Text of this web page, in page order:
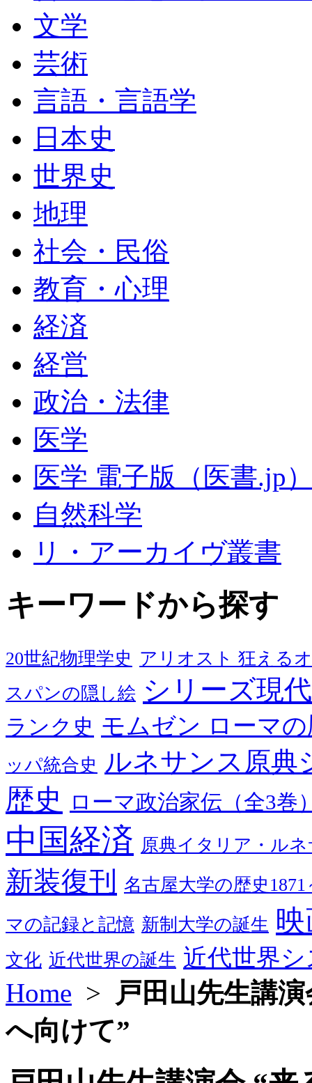
文学
芸術
言語・言語学
日本史
世界史
地理
社会・民俗
教育・心理
経済
経営
政治・法律
医学
医学 電子版（医書.jp
自然科学
リ・アーカイヴ叢書
キーワードから探す
20世紀物理学史 アリオスト 狂える
スパンの隠し絵 シリーズ現
ランク史 モムゼン ローマ
ッパ統合史 ルネサンス原典
歴史 ローマ政治家伝（全3巻
中国経済 原典イタリア・ル
新装復刊 名古屋大学の歴史1871
マの記録と記憶 新制大学の誕生
文化 近代世界の誕生 近代世界
Home >
戸田山先生講
へ向けて”